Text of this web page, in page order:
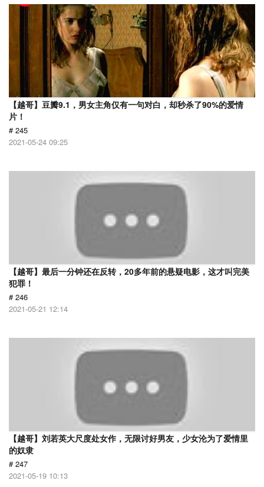
【越哥】豆瓣9.1，男女主角仅有一句对白，却秒杀了90%的爱情
片！
# 245
2021-05-24 09:25
【越哥】最后一分钟还在反转，20多年前的悬疑电影，这才叫完美
犯罪！
# 246
2021-05-21 12:14
【越哥】刘若英大尺度处女作，无限讨好男友，少女沦为了爱情里
的奴隶
# 247
2021-05-19 10:13